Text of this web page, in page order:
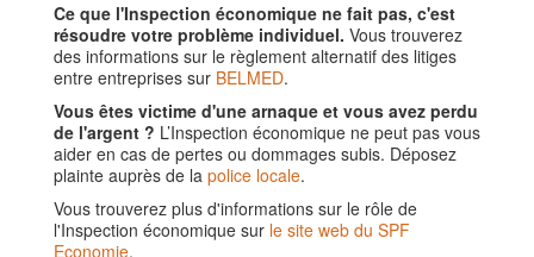
Ce que l'Inspection économique ne fait pas, c'est
résoudre votre problème individuel. Vous trouverez
des informations sur le règlement alternatif des litiges
entre entreprises sur BELMED.
Vous êtes victime d'une arnaque et vous avez perdu
de l'argent ? L’Inspection économique ne peut pas vous
aider en cas de pertes ou dommages subis. Déposez
plainte auprès de la police locale.
Vous trouverez plus d'informations sur le rôle de
l'Inspection économique sur le site web du SPF
Economie.